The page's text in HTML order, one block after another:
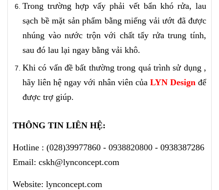
Trong trường hợp vấy phải vết bẩn khó rửa, lau
sạch bề mặt sản phẩm bằng miếng vải ướt đã được
nhúng vào nước trộn với chất tẩy rửa trung tính,
sau đó lau lại ngay bằng vải khô.
Khi có vấn đề bất thường trong quá trình sử dụng ,
hãy liên hệ ngay với nhân viên của LYN Design để
được trợ giúp.
THÔNG TIN LIÊN HỆ:
Hotline : (028)39977860 - 0938820800 - 0938387286
Email: cskh@lynconcept.com
Website: lynconcept.com